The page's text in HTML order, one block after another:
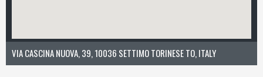
VIA CASCINA NUOVA, 39, 10036 SETTIMO TORINESE TO, ITALY